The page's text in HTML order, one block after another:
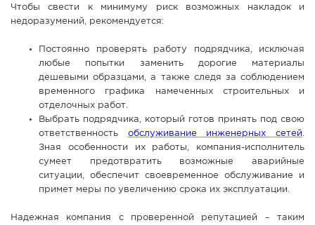
Чтобы свести к минимуму риск возможных накладок и
недоразумений, рекомендуется:
Постоянно проверять работу подрядчика, исключая
любые попытки заменить дорогие материалы
дешевыми образцами, а также следя за соблюдением
временного графика намеченных строительных и
отделочных работ.
Выбрать подрядчика, который готов принять под свою
ответственность обслуживание инженерных сетей
Зная особенности их работы, компания-исполнитель
сумеет предотвратить возможные аварийные
ситуации, обеспечит своевременное обслуживание и
примет меры по увеличению срока их эксплуатации.
Надежная компания с проверенной репутацией – таким